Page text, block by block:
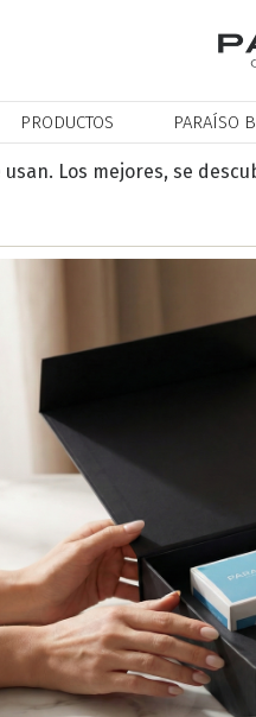
PRODUCTOS PARAÍSO
Los mejores, se